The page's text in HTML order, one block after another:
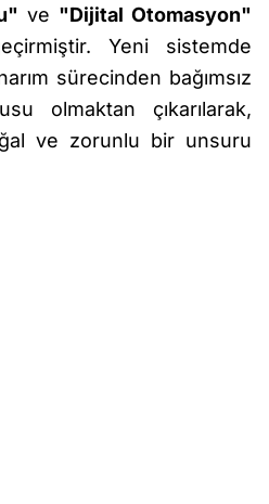
ve "Dijital Otomasyon"
Yeni sistemde
sürecinden bağımsız
olmaktan çıkarılarak,
ve zorunlu bir unsuru